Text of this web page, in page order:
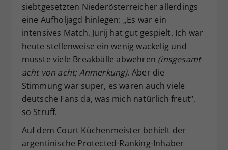
siebtgesetzten Niederösterreicher allerdings
eine Aufholjagd hinlegen: „Es war ein
intensives Match. Jurij hat gut gespielt. Ich war
heute stellenweise ein wenig wackelig und
musste viele Breakbälle abwehren (insgesamt
acht von acht; Anmerkung). Aber die
Stimmung war super, es waren auch viele
deutsche Fans da, was mich natürlich freut“,
so Struff.
Auf dem Court Küchenmeister behielt der
argentinische Protected-Ranking-Inhaber